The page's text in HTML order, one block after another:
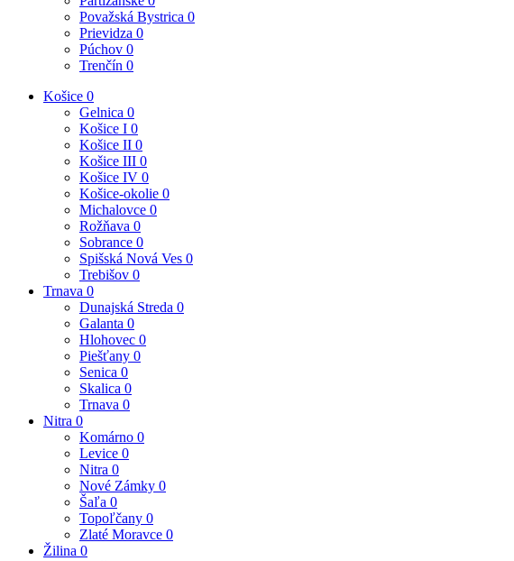
Považská Bystrica 0
Prievidza 0
Púchov 0
Trenčín 0
Košice 0
Gelnica 0
Košice I 0
Košice II 0
Košice III 0
Košice IV 0
Košice-okolie 0
Michalovce 0
Rožňava 0
Sobrance 0
Spišská Nová Ves 0
Trebišov 0
Trnava 0
Dunajská Streda 0
Galanta 0
Hlohovec 0
Piešťany 0
Senica 0
Skalica 0
Trnava 0
Nitra 0
Komárno 0
Levice 0
Nitra 0
Nové Zámky 0
Šaľa 0
Topoľčany 0
Zlaté Moravce 0
Žilina 0